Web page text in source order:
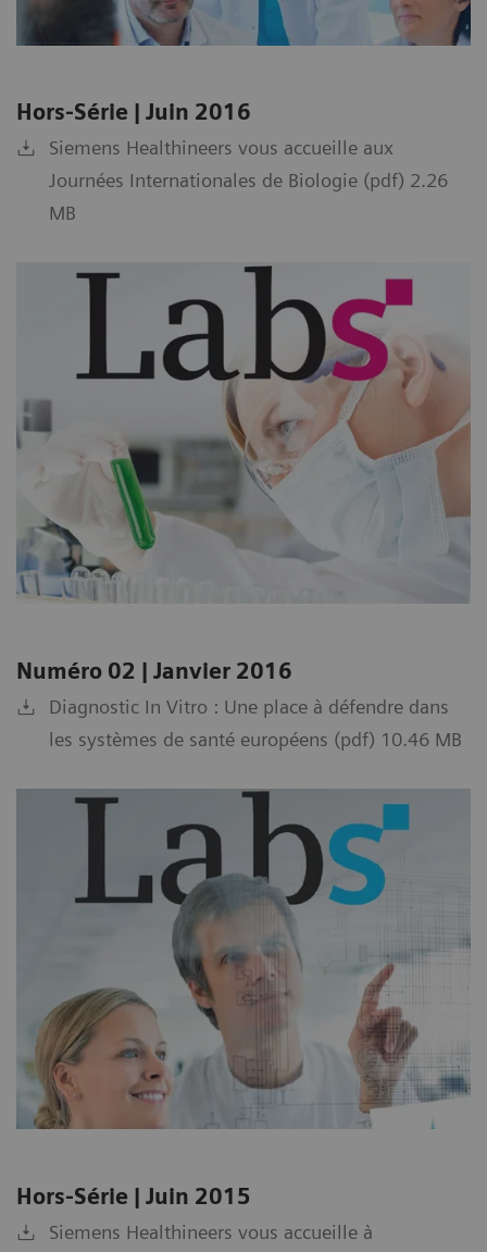
Hors-Série | Juin 2016
Siemens Healthineers vous accueille aux
Journées Internationales de Biologie (pdf) 2.26
MB
Numéro 02 | Janvier 2016
Diagnostic In Vitro : Une place à défendre dans
les systèmes de santé européens (pdf) 10.46 MB
Hors-Série | Juin 2015
Siemens Healthineers vous accueille à